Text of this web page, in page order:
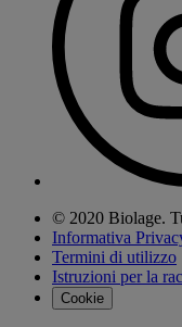
© 2020 Biolage.
Informativa
Termini di utilizzo
Istruzioni per la
Cookie